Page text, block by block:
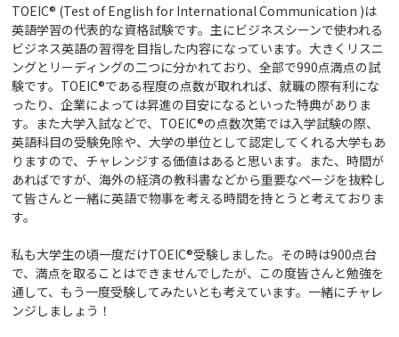
TOEIC® (Test of English for International Communication )は
英語学習の代表的な資格試験です。主にビジネスシーンで使われる
ビジネス英語の習得を目指した内容になっています。大きくリスニ
ングとリーディングの二つに分かれており、全部で990点満点の試
験です。TOEIC®である程度の点数が取れれば、就職の際有利にな
ったり、企業によっては昇進の目安になるといった特典がありま
す。また大学入試などで、TOEIC®の点数次第では入学試験の際、
英語科目の受験免除や、大学の単位として認定してくれる大学もあ
りますので、チャレンジする価値はあると思います。また、時間が
あればですが、海外の経済の教科書などから重要なページを抜粋し
て皆さんと一緒に英語で物事を考える時間を持とうと考えておりま
す。
私も大学生の頃一度だけTOEIC®受験しました。その時は900点台
で、満点を取ることはできませんでしたが、この度皆さんと勉強を
通して、もう一度受験してみたいとも考えています。一緒にチャレ
ンジしましょう！